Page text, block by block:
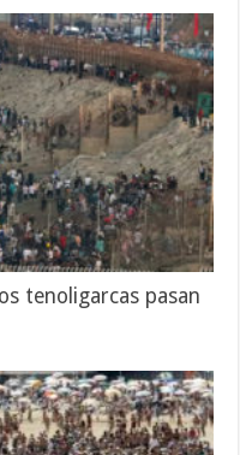
tenoligarcas pasan